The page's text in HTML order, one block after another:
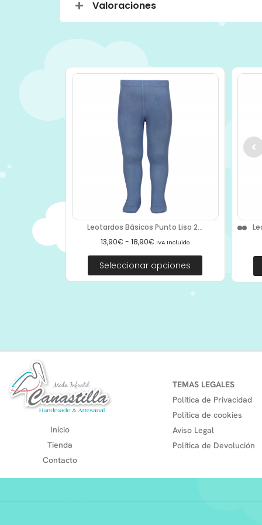
Valoraciones
Leotardos Básicos Punto Liso 2...
13,90€ - 18,90€ IVA Incluido
Seleccionar opciones
Inicio
Tienda
Contacto
TEMAS LEGALES
Política de Privacidad
Política de cookies
Aviso Legal
Política de Devolución